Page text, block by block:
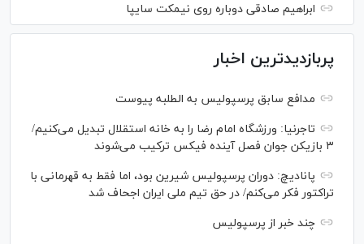
ابراهیم صادقی دوباره روی نیمکت سایپا
پربازدیدترین اخبار
مدافع سابق پرسپولیس به الطلبه پیوست
تاجرنیا: ورزشگاه امام رضا را به خانه استقلال تبدیل می‌کنیم/
۳ بازیکن جوان فصل آینده فیکس ترکیب می‌شوند
پانادیچ: دوران پرسپولیس شیرین بود، اما فقط به قهرمانی با
تراکتور فکر می‌کنم/ در حق تیم ملی ایران اجحاف شد
چند خبر از پرسپولیس